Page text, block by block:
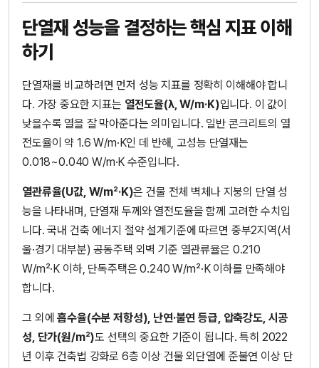
단열재 성능을 결정하는 핵심 지표 이해
하기
단열재를 비교하려면 먼저 성능 지표를 정확히 이해해야 합니
다. 가장 중요한 지표는 열전도율(λ, W/m·K)입니다. 이 값이
낮을수록 열을 잘 막아준다는 의미입니다. 일반 콘크리트의 열
전도율이 약 1.6 W/m·K인 데 반해, 고성능 단열재는
0.018~0.040 W/m·K 수준입니다.
열관류율(U값, W/m²·K)은 건물 전체 벽체나 지붕의 단열 성
능을 나타내며, 단열재 두께와 열전도율을 함께 고려한 수치입
니다. 국내 건축 에너지 절약 설계기준에 따르면 중부2지역(서
울·경기 대부분) 공동주택 외벽 기준 열관류율은 0.210
W/m²·K 이하, 단독주택은 0.240 W/m²·K 이하를 만족해야
합니다.
그 외에흡수율(수분 저항성), 난연·불연 등급, 압축강도, 시공
성, 단가(원/m²)도 선택의 중요한 기준이 됩니다. 특히 2022
년 이후 건축법 강화로 6층 이상 건물 외단열에 준불연 이상 단